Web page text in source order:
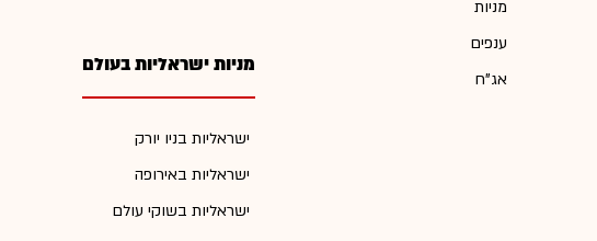
מניות
ענפים
אג"ח
מניות ישראליות בעולם
ישראליות בניו יורק
ישראליות באירופה
ישראליות בשוקי עולם